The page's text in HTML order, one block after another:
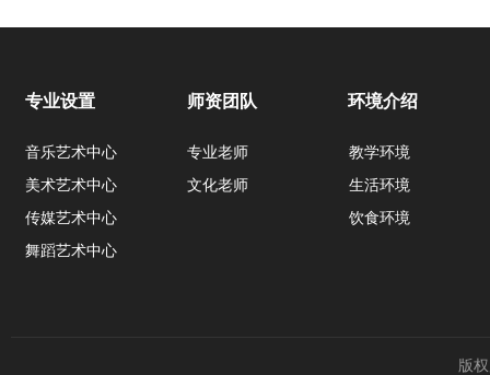
版
专业设置
音乐艺术中心
美术艺术中心
传媒艺术中心
舞蹈艺术中心
师资团队
专业老师
文化老师
环境介绍
教学环境
生活环境
饮食环境